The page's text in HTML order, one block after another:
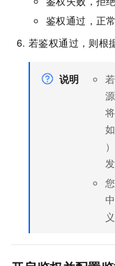
鉴权通过，正
若鉴权通过，则根
说明 若